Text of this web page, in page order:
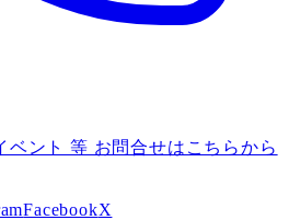
ベント 等 お問合せはこちらから
FacebookX